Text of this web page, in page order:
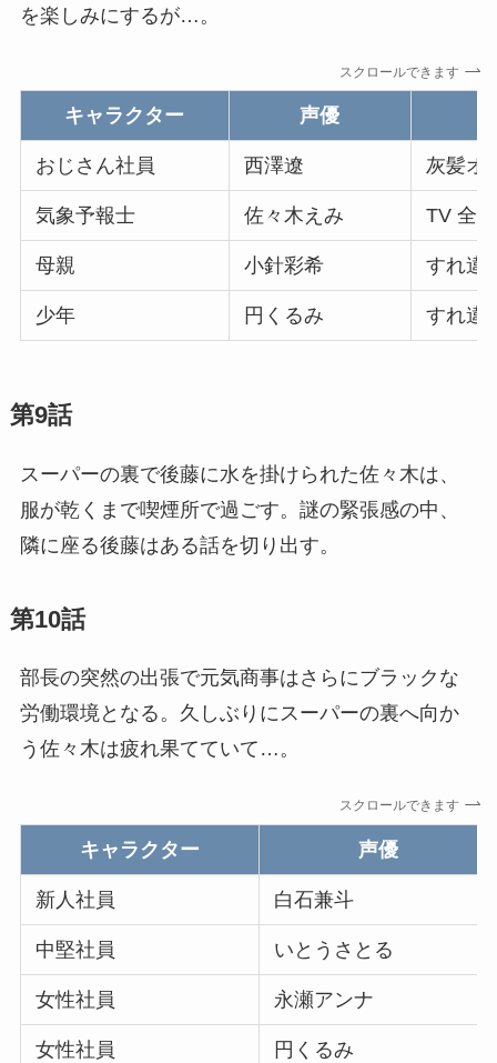
を楽しみにするが…。
スクロールできます
キャラクター 声優
おじさん社員 西澤遼 灰髪オ
気象予報士 佐々木えみ TV 全
母親 小針彩希 すれ違
少年 円くるみ すれ違
第9話
スーパーの裏で後藤に水を掛けられた佐々木は、
服が乾くまで喫煙所で過ごす。謎の緊張感の中、
隣に座る後藤はある話を切り出す。
第10話
部長の突然の出張で元気商事はさらにブラックな
労働環境となる。久しぶりにスーパーの裏へ向か
う佐々木は疲れ果てていて…。
スクロールできます
キャラクター 声優
新人社員 白石兼斗
中堅社員 いとうさとる
女性社員 永瀬アンナ
女性社員 円くるみ